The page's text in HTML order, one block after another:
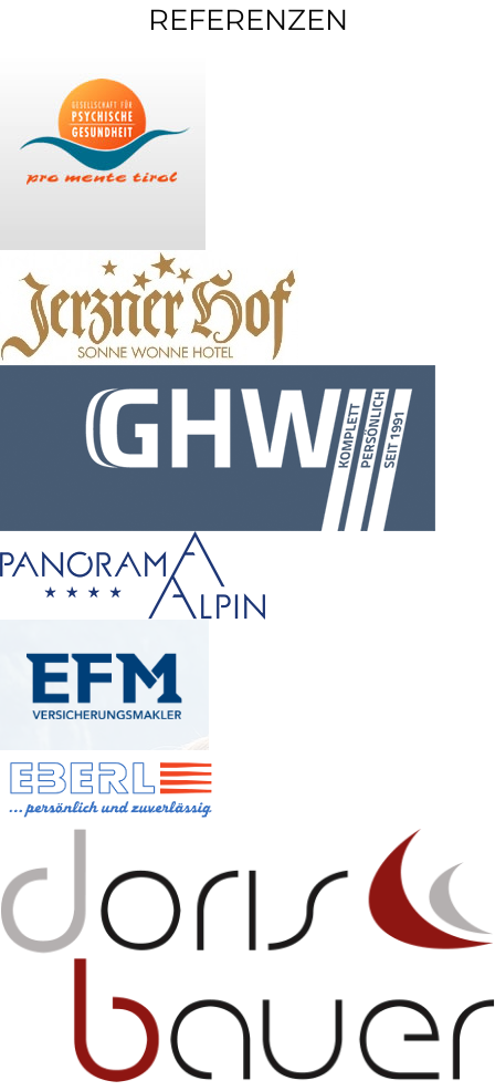
REFERENZEN